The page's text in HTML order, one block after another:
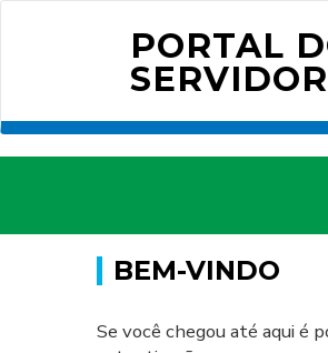
PORTAL
SERVIDOR
BEM-VINDO
Se você chegou até aqui é